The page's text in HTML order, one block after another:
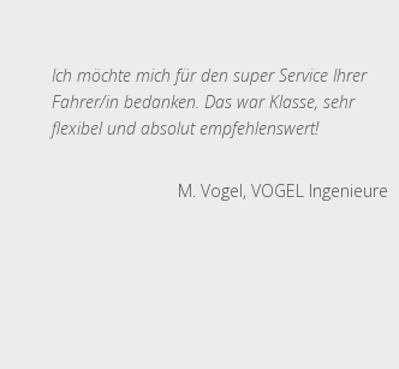
Ich möchte mich für den super Service Ihrer
Fahrer/in bedanken. Das war Klasse, sehr
flexibel und absolut empfehlenswert!
M. Vogel, VOGEL Ingenieure